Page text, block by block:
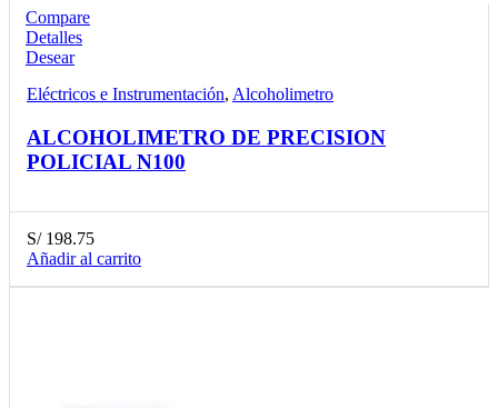
Compare
Detalles
Desear
Eléctricos e Instrumentación, Alcoholimetro
ALCOHOLIMETRO DE PRECISION
POLICIAL N100
S/198.75
Añadir al carrito